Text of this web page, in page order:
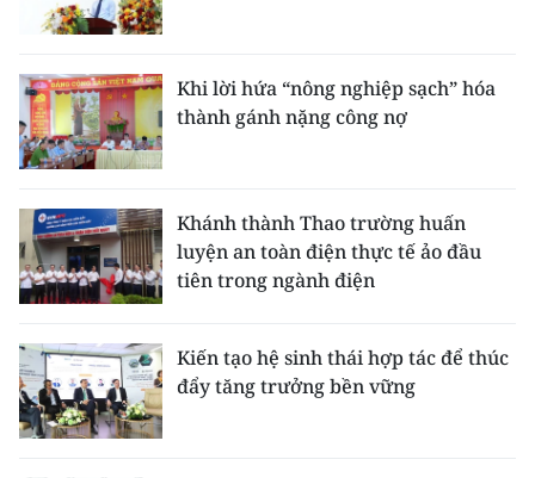
Khi lời hứa “nông nghiệp sạch” hóa
thành gánh nặng công nợ
Khánh thành Thao trường huấn
luyện an toàn điện thực tế ảo đầu
tiên trong ngành điện
Kiến tạo hệ sinh thái hợp tác để thúc
đẩy tăng trưởng bền vững